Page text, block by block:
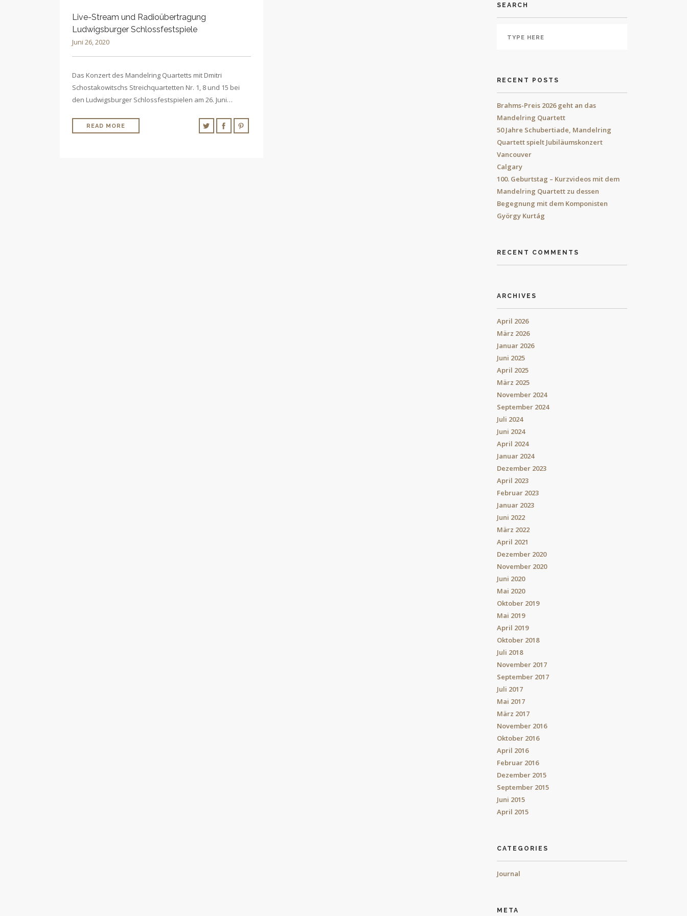
Live-Stream und Radioübertragung
Ludwigsburger Schlossfestspiele
Juni 26, 2020
Das Konzert des Mandelring Quartetts mit Dmitri
Schostakowitschs Streichquartetten Nr. 1, 8 und 15 bei
den Ludwigsburger Schlossfestspielen am 26. Juni…
READ MORE
SEARCH
RECENT POSTS
Brahms-Preis 2026 geht an das
Mandelring Quartett
50 Jahre Schubertiade, Mandelring
Quartett spielt Jubiläumskonzert
Vancouver
Calgary
100. Geburtstag – Kurzvideos mit dem
Mandelring Quartett zu dessen
Begegnung mit dem Komponisten
György Kurtág
RECENT COMMENTS
ARCHIVES
April 2026
März 2026
Januar 2026
Juni 2025
April 2025
März 2025
November 2024
September 2024
Juli 2024
Juni 2024
April 2024
Januar 2024
Dezember 2023
April 2023
Februar 2023
Januar 2023
Juni 2022
März 2022
April 2021
Dezember 2020
November 2020
Juni 2020
Mai 2020
Oktober 2019
Mai 2019
April 2019
Oktober 2018
Juli 2018
November 2017
September 2017
Juli 2017
Mai 2017
März 2017
November 2016
Oktober 2016
April 2016
Februar 2016
Dezember 2015
September 2015
Juni 2015
April 2015
CATEGORIES
Journal
META